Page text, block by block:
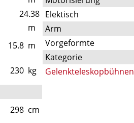
24.38
m
15.8 m
230 kg
298 cm
Elektisch
Arm
Vorgeformte
Kategorie
Gelenkteleskopbühnen